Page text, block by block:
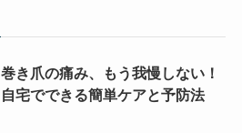
巻き爪の痛み、もう我慢しない！
自宅でできる簡単ケアと予防法